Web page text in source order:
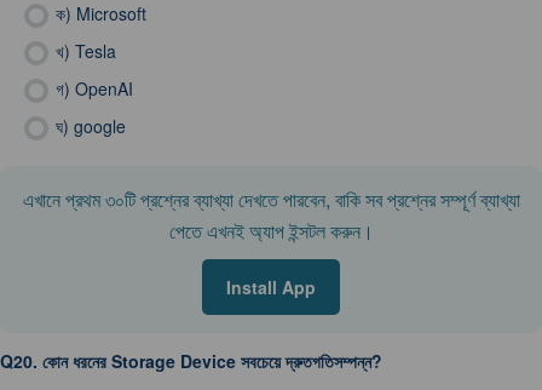
ক) Microsoft
খ) Tesla
গ) OpenAI
ঘ) google
এখানে প্রথম ৩০টি প্রশ্নের ব্যাখ্যা দেখতে পারবেন, বাকি সব প্রশ্নের সম্পূর্ণ ব্যাখ্যা
পেতে এখনই অ্যাপ ইন্সটল করুন।
Install App
Q20. কোন ধরনের Storage Device সবচেয়ে দ্রুতগতিসম্পন্ন?